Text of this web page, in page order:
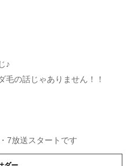
♪
毛の話じゃありません！！
7放送スタートです